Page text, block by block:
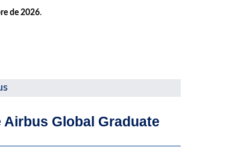
de 2026.
Global Graduate